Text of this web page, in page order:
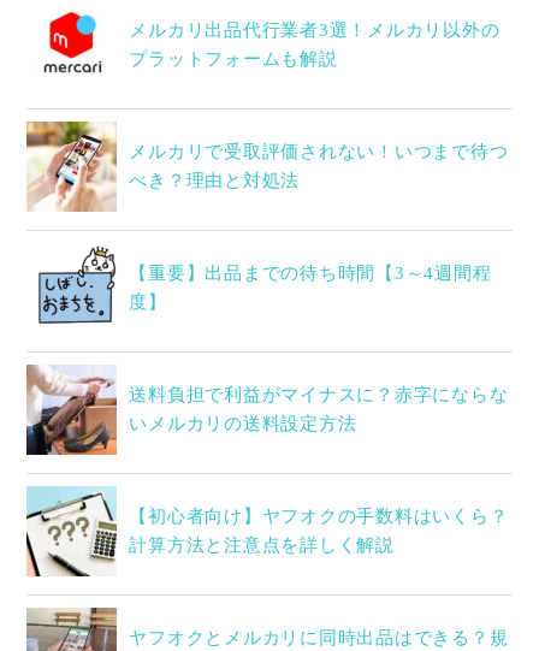
メルカリ出品代行業者3選！メルカリ以外の
プラットフォームも解説
メルカリで受取評価されない！いつまで待つ
べき？理由と対処法
【重要】出品までの待ち時間【3～4週間程
度】
送料負担で利益がマイナスに？赤字にならな
いメルカリの送料設定方法
【初心者向け】ヤフオクの手数料はいくら？
計算方法と注意点を詳しく解説
ヤフオクとメルカリに同時出品はできる？規